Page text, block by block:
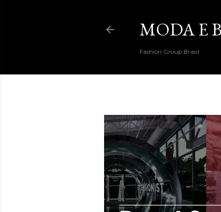
MODA E
Fashion Group Brasil